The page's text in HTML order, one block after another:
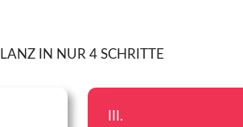
IN NUR 4 SCHRITTE
III.